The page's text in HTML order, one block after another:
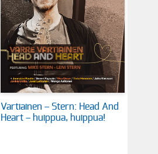
Vartiainen – Stern: Head And
Heart – huippua, huippua!